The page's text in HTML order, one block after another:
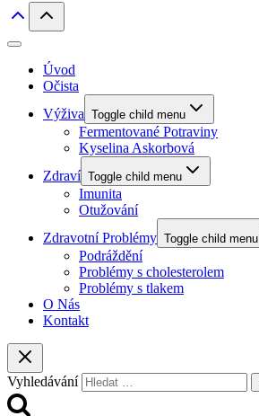
Úvod
Očista
Výživa Toggle child menu
Fermentované Potraviny
Kyselina Askorbová
Zdraví Toggle child menu
Imunita
Otužování
Zdravotní Problémy Toggle child menu
Podráždění
Problémy s cholesterolem
Problémy s tlakem
O Nás
Kontakt
Vyhledávání